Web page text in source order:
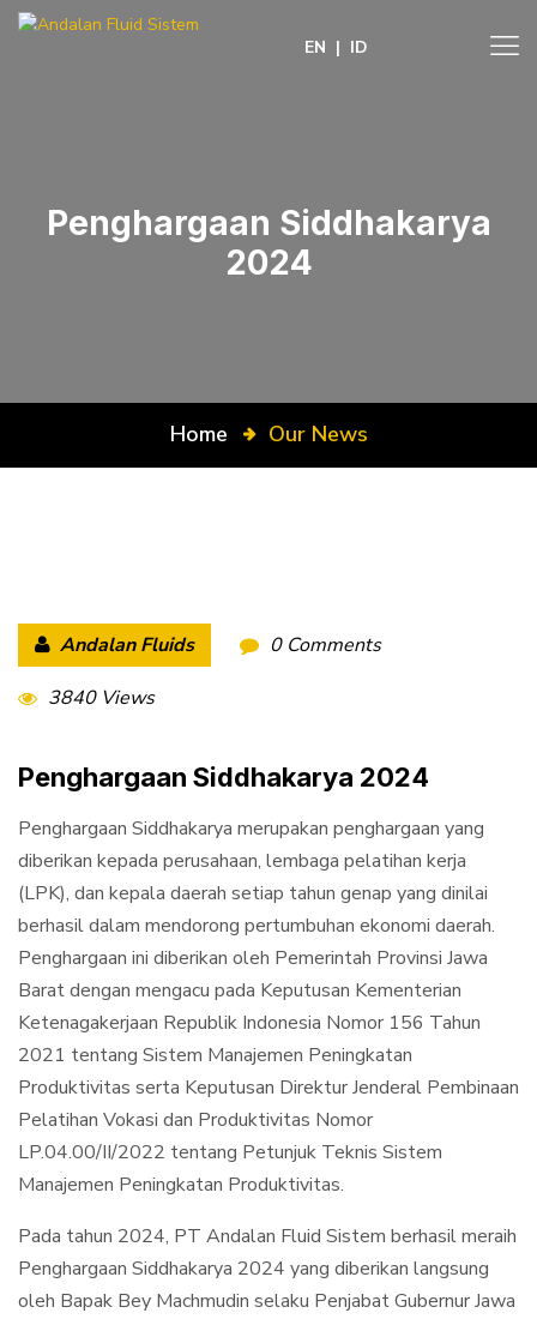
EN | ID
Penghargaan Siddhakarya
2024
Home Our News
Andalan Fluids
0 Comments
3840 Views
Penghargaan Siddhakarya 2024
Penghargaan Siddhakarya merupakan penghargaan yang
diberikan kepada perusahaan, lembaga pelatihan kerja
(LPK), dan kepala daerah setiap tahun genap yang dinilai
berhasil dalam mendorong pertumbuhan ekonomi daerah.
Penghargaan ini diberikan oleh Pemerintah Provinsi Jawa
Barat dengan mengacu pada Keputusan Kementerian
Ketenagakerjaan Republik Indonesia Nomor 156 Tahun
2021 tentang Sistem Manajemen Peningkatan
Produktivitas serta Keputusan Direktur Jenderal Pembinaan
Pelatihan Vokasi dan Produktivitas Nomor
LP.04.00/II/2022 tentang Petunjuk Teknis Sistem
Manajemen Peningkatan Produktivitas.
Pada tahun 2024, PT Andalan Fluid Sistem berhasil meraih
Penghargaan Siddhakarya 2024 yang diberikan langsung
oleh Bapak Bey Machmudin selaku Penjabat Gubernur Jawa